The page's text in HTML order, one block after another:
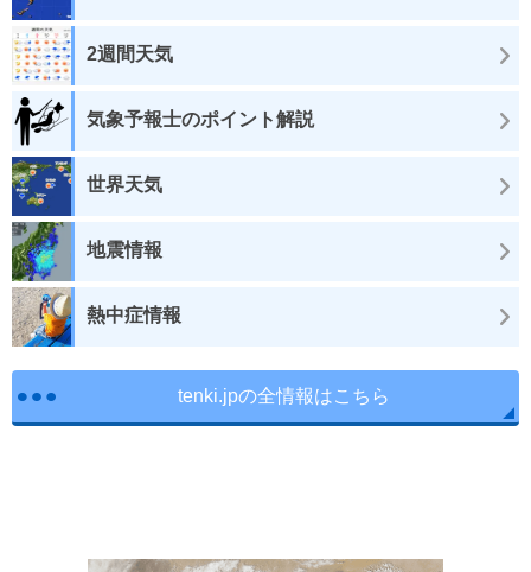
2週間天気
気象予報士のポイント解説
世界天気
地震情報
熱中症情報
tenki.jpの全情報はこちら